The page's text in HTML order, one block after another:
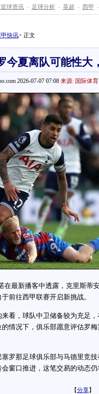
篮球资讯 - 足球分析 - 英超 - 西甲 -
快讯> 正文
今夏离队可能性大
2026-07-07 07:08 来源: 国际体育
最新播客中透露，克里斯蒂
前往西甲联赛开启新挑战。
，球队中卫储备较为充足，
情况下，俱乐部愿意评估罗
那足球俱乐部与马德里竞技
窗口推进，这笔交易的动态
【分享】